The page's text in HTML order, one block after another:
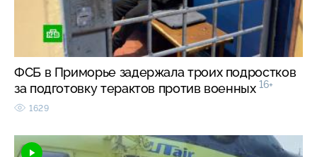
ФСБ в Приморье задержала троих подростков
за подготовку терактов против военных 16+
1629